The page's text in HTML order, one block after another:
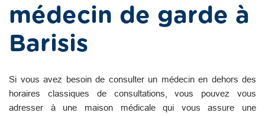
médecin de garde à
Barisis
Si vous avez besoin de consulter un médecin en dehors des
horaires classiques de consultations, vous pouvez vous
adresser à une maison médicale qui vous assure une